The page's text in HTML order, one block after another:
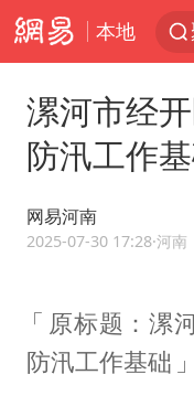
本地
漯河市经
防汛工作
网易河南
2025-07-30 17:28·河南
原标题：漯
防汛工作基础